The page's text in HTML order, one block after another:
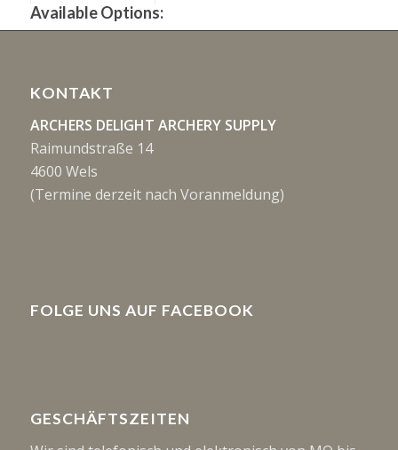
Available Options:
KONTAKT
ARCHERS DELIGHT ARCHERY SUPPLY
Raimundstraße 14
4600 Wels
(Termine derzeit nach Voranmeldung)
FOLGE UNS AUF FACEBOOK
GESCHÄFTSZEITEN